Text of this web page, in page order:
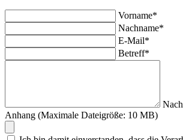
Vorname*
Nachname*
E-Mail*
Betreff*
Anhang (Maximale Dateigröße: 10 MB)